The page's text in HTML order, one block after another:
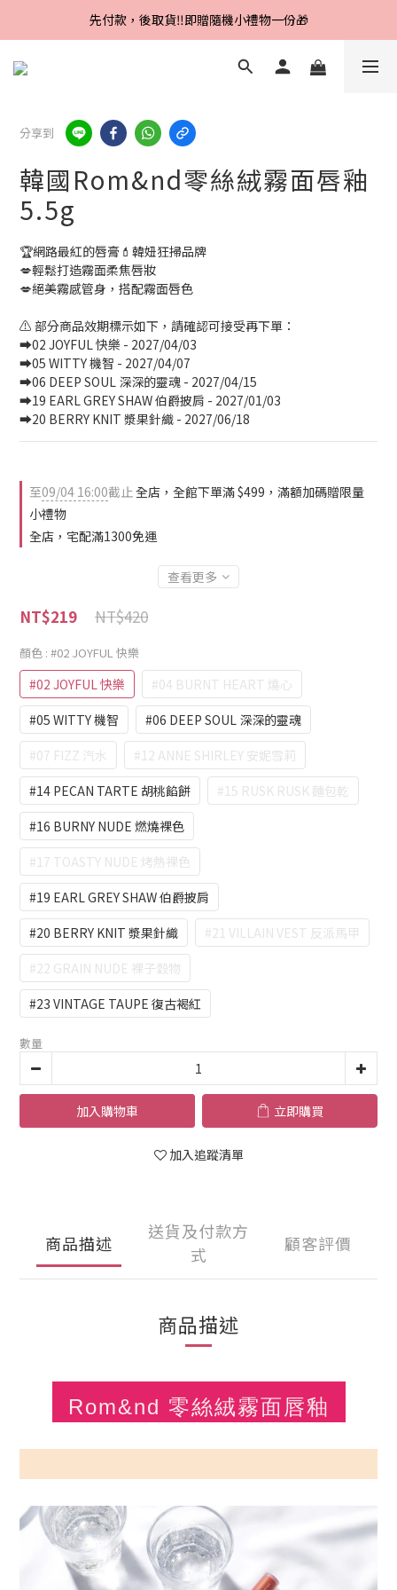
Line好友招募中，首購、回購皆贈100元
先付款，後取貨‼️即贈隨機小禮物一份🎁
Line好友招募中，首購、回購皆贈100元
分享到
韓國Rom&nd零絲絨霧面唇釉
5.5g
🏆網路最紅的唇膏💄韓妞狂掃品牌
💋輕鬆打造霧面柔焦唇妝
💋絕美霧感管身，搭配霧面唇色
⚠️ 部分商品效期標示如下，請確認可接受再下單：
➡️02 JOYFUL 快樂 - 2027/04/03
➡️05 WITTY 機智 - 2027/04/07
➡️06 DEEP SOUL 深深的靈魂 - 2027/04/15
➡️19 EARL GREY SHAW 伯爵披肩 - 2027/01/03
➡️20 BERRY KNIT 漿果針織 - 2027/06/18
至09/04 16:00截止全店，全館下單滿 $499，滿額加碼贈限量
小禮物
全店，宅配滿1300免運
查看更多
NT$420
NT$219
顏色 : #02 JOYFUL 快樂
#02 JOYFUL 快樂
#04 BURNT HEART 燒心
#05 WITTY 機智
#06 DEEP SOUL 深深的靈魂
#07 FIZZ 汽水
#12 ANNE SHIRLEY 安妮雪莉
#14 PECAN TARTE 胡桃餡餅
#15 RUSK RUSK 麵包乾
#16 BURNY NUDE 燃燒裸色
#17 TOASTY NUDE 烤熱裸色
#19 EARL GREY SHAW 伯爵披肩
#20 BERRY KNIT 漿果針織
#21 VILLAIN VEST 反派馬甲
#22 GRAIN NUDE 裸子穀物
#23 VINTAGE TAUPE 復古褐紅
數量
加入購物車 立即購買
加入追蹤清單
商品描述
送貨及付款方
式
顧客評價
商品描述
Rom&nd 零絲絨霧面唇釉